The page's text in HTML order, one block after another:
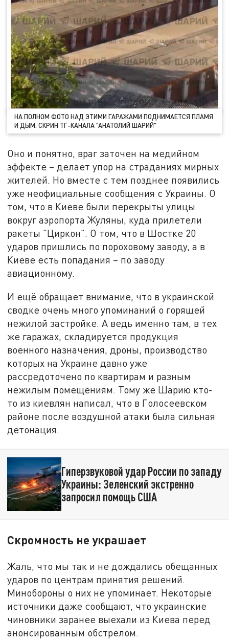
НА ПОЛНОМ ФОТО НАД ЭТИМИ ГАРАЖАМИ ПОДНИМАЕТСЯ ПЛАМЯ
И ДЫМ. СКРИН ТГ-КАНАЛА "АНАТОЛИЙ ШАРИЙ"
Оно и понятно, враг заточен на медийном
эффекте – делает упор на страданиях мирных
жителей. Но вместе с тем позднее появились
уже неофициальные сообщения с Украины. О
том, что в Киеве были перекрыты улицы
вокруг аэропорта Жуляны, куда прилетели
ракеты "Циркон". О том, что в Шостке 20
ударов пришлись по пороховому заводу, а в
Киеве есть попадания – по заводу
авиационному.
И ещё обращает внимание, что в украинской
сводке очень много упоминаний о горящей
нежилой застройке. А ведь именно там, в тех
же гаражах, складируется продукция
военного назначения, дроны, производство
которых на Украине давно уже
рассредоточено по квартирам и разным
нежилым помещениям. Тому же Шарию кто-
то из киевлян написал, что в Голосеевском
районе после воздушной атаки была сильная
детонация.
Гиперзвуковой удар России по западу
Украины: Зеленский экстренно
запросил помощь США
Скромность не украшает
Жаль, что мы так и не дождались обещанных
ударов по центрам принятия решений.
Минобороны о них не упоминает. Некоторые
источники даже сообщают, что украинские
чиновники заранее выехали из Киева перед
анонсированным обстрелом.